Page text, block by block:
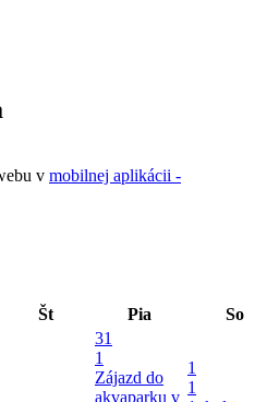
v mobilnej aplikácii -
Št Pia So
31
1
Zájazd do
akvaparku v
1
1